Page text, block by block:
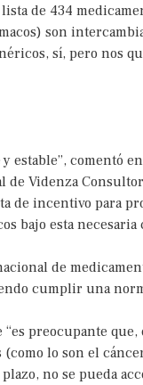
de 434
son
sí, pero nos
estable”, comentó
Videnza
de incentivo para
bajo esta
de
cumplir una
preocupante
lo son el
no se pueda